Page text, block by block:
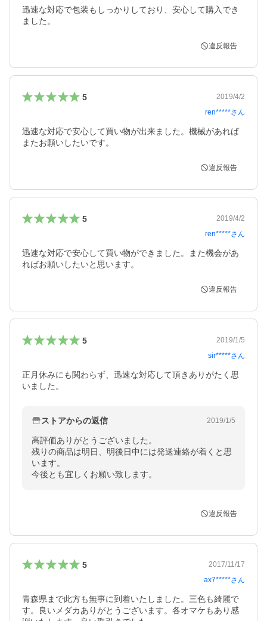
迅速な対応で包装もしっかりしており、安心して購入でき
ました。
違反報告
5
2019/4/2
ren*****さん
迅速な対応で安心して買い物が出来ました。機械があれば
またお願いしたいです。
違反報告
5
2019/4/2
ren*****さん
迅速な対応で安心して買い物ができました。また機会があ
ればお願いしたいと思います。
違反報告
5
2019/1/5
sir*****さん
正月休みにも関わらず、迅速な対応して頂きありがたく思
いました。
ストアからの返信 2019/1/5
高評価ありがとうございました。
残りの商品は明日、明後日中には発送連絡が着くと思
います。
今後とも宜しくお願い致します。
違反報告
5
2017/11/17
ax7*****さん
青森県まで此方も無事に到着いたしました。三色も綺麗で
す。良いメダカありがとうございます。各オマケもあり感